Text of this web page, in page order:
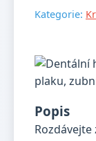
Kategorie:
Popis
Rozdávejte